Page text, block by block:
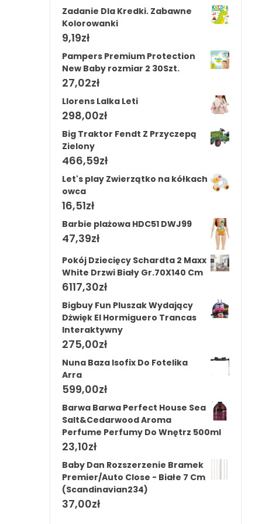
Zadanie Dla Kredki. Zabawne
Kolorowanki
9,19zł
Pampers Premium Protection
New Baby rozmiar 2 30Szt.
27,02zł
Llorens Lalka Leti
298,00zł
Big Traktor Fendt Z Przyczepą
Zielony
466,59zł
Let's play Zwierzątko na kółkach
owca
16,51zł
Barbie plażowa HDC51 DWJ99
47,39zł
Pokój Dziecięcy Schardta 2 Maxx
White Drzwi Biały Gr.70X140 Cm
6117,30zł
Bigbuy Fun Pluszak Wydający
Dżwięk El Hormiguero Trancas
Interaktywny
275,00zł
Nuna Baza Isofix Do Fotelika
Arra
599,00zł
Barwa Barwa Perfect House Sea
Salt&Cedarwood Aroma
Perfume Perfumy Do Wnętrz 500ml
23,10zł
Baby Dan Rozszerzenie Bramek
Premier/Auto Close - Białe 7 Cm
(Scandinavian234)
37,00zł